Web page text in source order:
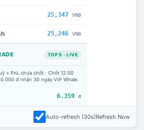
25,347 VNĐ
25,246 VNĐ
TOP 5 · LIVE
+ PnL chưa chốt · Chốt 12:00
đ nhận 30 ngày VIP Whale.
6.359 đ
Auto-refresh (30s)Refresh Now